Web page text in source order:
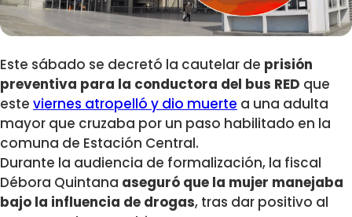
Este sábado se decretó la cautelar de prisión
preventiva para la conductora del bus RED que
este viernes atropelló y dio muerte a una adulta
mayor que cruzaba por un paso habilitado en la
comuna de Estación Central.
Durante la audiencia de formalización, la fiscal
Débora Quintana aseguró que la mujer manejaba
bajo la influencia de drogas, tras dar positivo al